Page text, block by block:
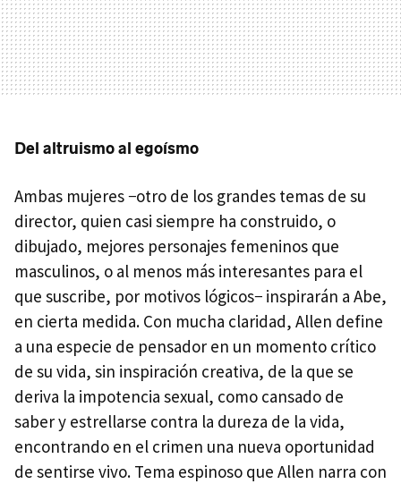
Del altruismo al egoísmo
Ambas mujeres −otro de los grandes temas de su
director, quien casi siempre ha construido, o
dibujado, mejores personajes femeninos que
masculinos, o al menos más interesantes para el
que suscribe, por motivos lógicos− inspirarán a Abe,
en cierta medida. Con mucha claridad, Allen define
a una especie de pensador en un momento crítico
de su vida, sin inspiración creativa, de la que se
deriva la impotencia sexual, como cansado de
saber y estrellarse contra la dureza de la vida,
encontrando en el crimen una nueva oportunidad
de sentirse vivo. Tema espinoso que Allen narra con